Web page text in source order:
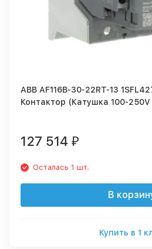
ABB AF116B-30-22RT-13
Контактор (Катушка 100-250V
127 514 ₽
Осталась 1 шт.
В
Купить в 1